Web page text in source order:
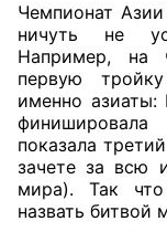
Чемпионат
ничуть не
Например, на
первую
именно
показала
зачете за всю
мира). Так
назвать битвой